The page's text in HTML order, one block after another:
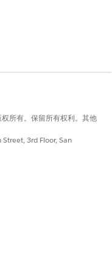
所有。保留所有权利。其他
3rd Floor, San